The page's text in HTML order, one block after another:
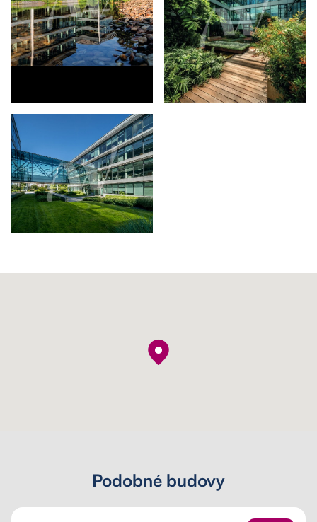
Podobné budovy
PALÁC SCHILLER